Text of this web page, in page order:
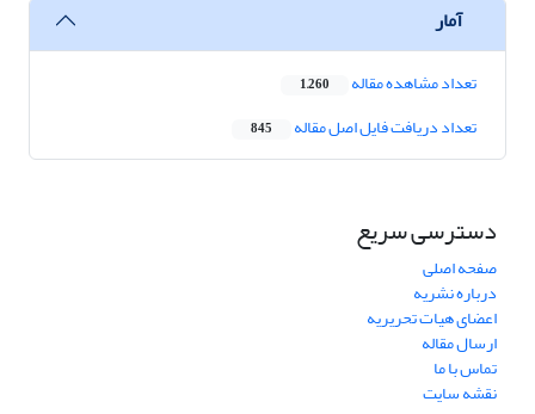
آمار
تعداد مشاهده مقاله 1,260
تعداد دریافت فایل اصل مقاله 845
دسترسی سریع
صفحه اصلی
درباره نشریه
اعضای هیات تحریریه
ارسال مقاله
تماس با ما
نقشه سایت